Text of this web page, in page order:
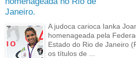
Janeiro.
A judoca carioca Ianka
homenageada pela
Estado do Rio de Janeiro
os títulos de ...